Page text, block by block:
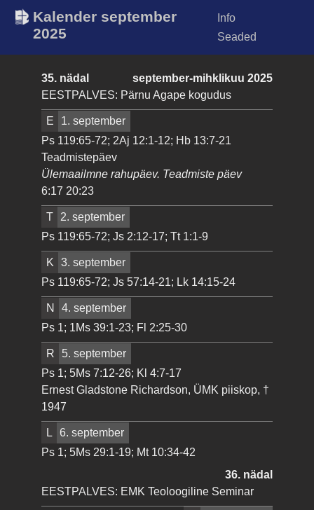
Kalender september
2025
Info
Seaded
35. nädal
september-mihklikuu 2025
EESTPALVES: Pärnu Agape kogudus
E
1. september
Ps 119:65-72; 2Aj 12:1-12; Hb 13:7-21
Teadmistepäev
Ülemaailmne rahupäev. Teadmiste päev
6:17 20:23
T
2. september
Ps 119:65-72; Js 2:12-17; Tt 1:1-9
K
3. september
Ps 119:65-72; Js 57:14-21; Lk 14:15-24
N
4. september
Ps 1; 1Ms 39:1-23; Fl 2:25-30
R
5. september
Ps 1; 5Ms 7:12-26; Kl 4:7-17
Ernest Gladstone Richardson, ÜMK piiskop, †
1947
L
6. september
Ps 1; 5Ms 29:1-19; Mt 10:34-42
36. nädal
EESTPALVES: EMK Teoloogiline Seminar